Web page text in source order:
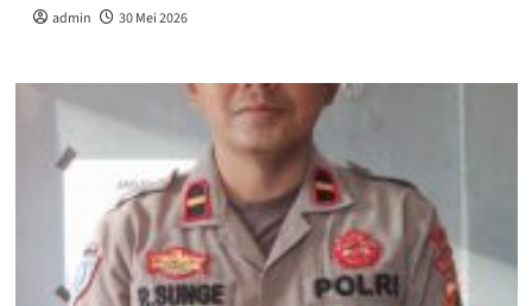
admin 30 Mei 2026